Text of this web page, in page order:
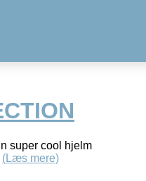
super cool hjelm
(Læs mere)